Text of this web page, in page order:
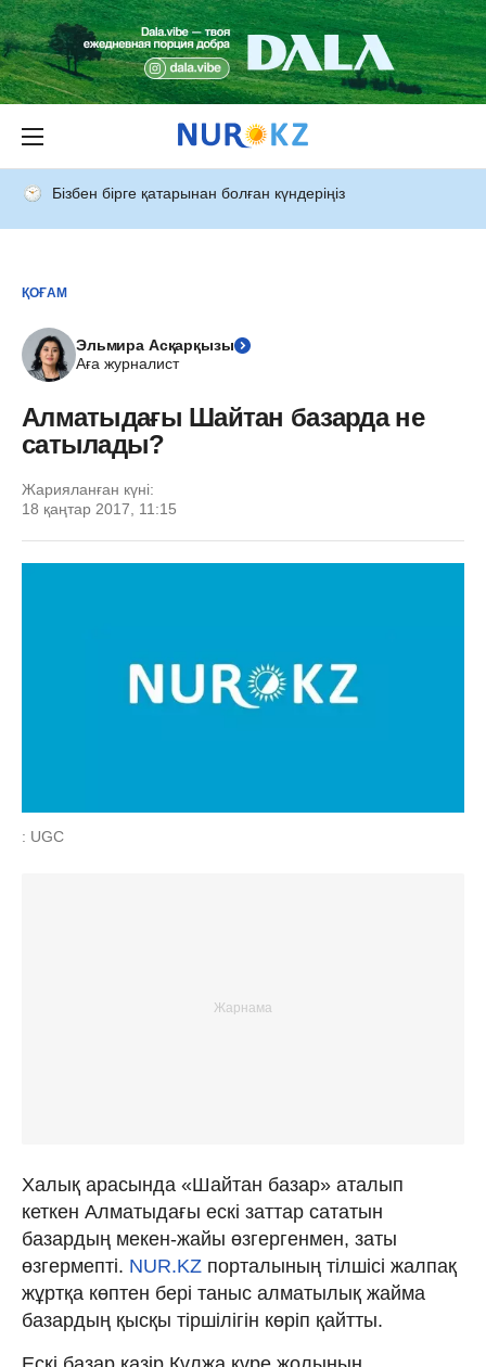
Бізбен бірге қатарынан болған күндеріңіз
ҚОҒАМ
Эльмира Асқарқызы
Аға журналист
Алматыдағы Шайтан базарда не
сатылады?
Жарияланған күні:
18 қаңтар 2017, 11:15
: UGC
Халық арасында «Шайтан базар» аталып
кеткен Алматыдағы ескі заттар сататын
базардың мекен-жайы өзгергенмен, заты
өзгермепті. NUR.KZ порталының тілшісі жалпақ
жұртқа көптен бері таныс алматылық жайма
базардың қысқы тіршілігін көріп қайтты.